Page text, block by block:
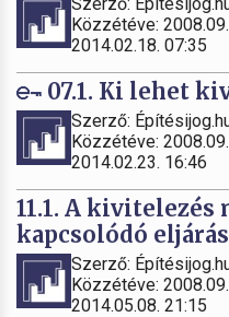
Közzétéve:
2014.02.18. 07:35
07.1. Ki lehet
Szerző:
Közzétéve:
2014.02.23. 16:46
11.1. A kivitelezés
kapcsolódó
Szerző:
Közzétéve:
2014.05.08. 21:15